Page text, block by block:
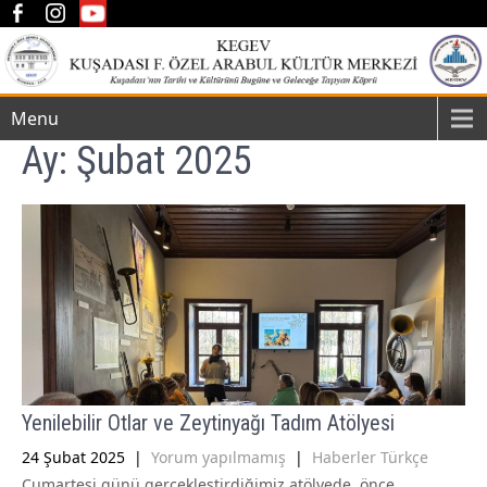
Menu
Ay: Şubat 2025
Yenilebilir Otlar ve Zeytinyağı Tadım Atölyesi
24 Şubat 2025 | Yorum yapılmamış | Haberler Türkçe